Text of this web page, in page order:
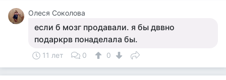
Олеся Соколова
если б мозг продавали. я бы дввно
подаркрв понаделала бы.
11 лет 0 0